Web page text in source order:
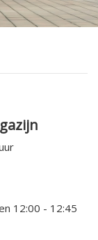
12:00 - 12:45